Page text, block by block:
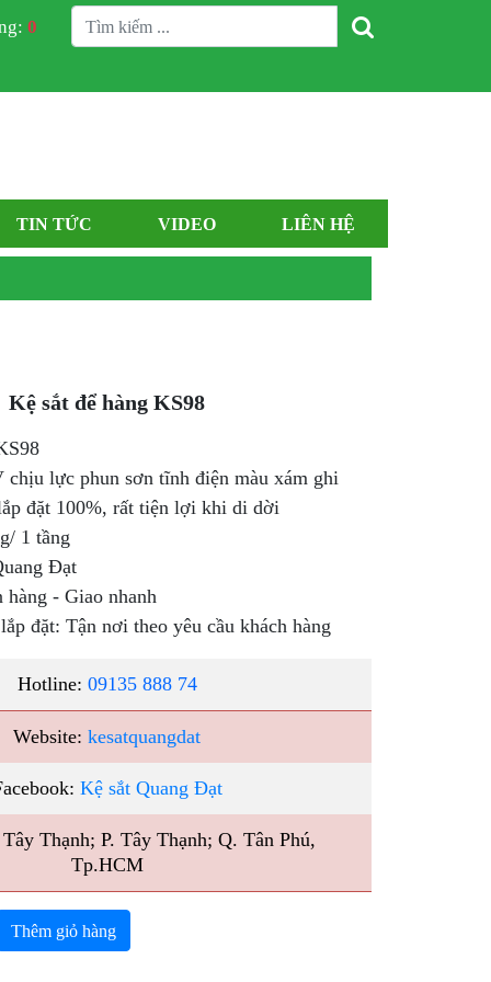
0
TIN TỨC VIDEO LIÊN HỆ
Kệ sắt để hàng KS98
chịu lực phun sơn tĩnh điện màu xám ghi
đặt 100%, rất tiện lợi khi di dời
1 tầng
Đạt
- Giao nhanh
đặt: Tận nơi theo yêu cầu khách hàng
Hotline: 09135 888 74
Website:kesatquangdat
Kệ sắt Quang Đạt
Thạnh; P. Tây Thạnh; Q. Tân Phú,
Tp.HCM
Thêm giỏ hàng